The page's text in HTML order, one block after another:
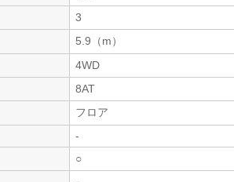
3
5.9（m）
4WD
8AT
フロア
-
○